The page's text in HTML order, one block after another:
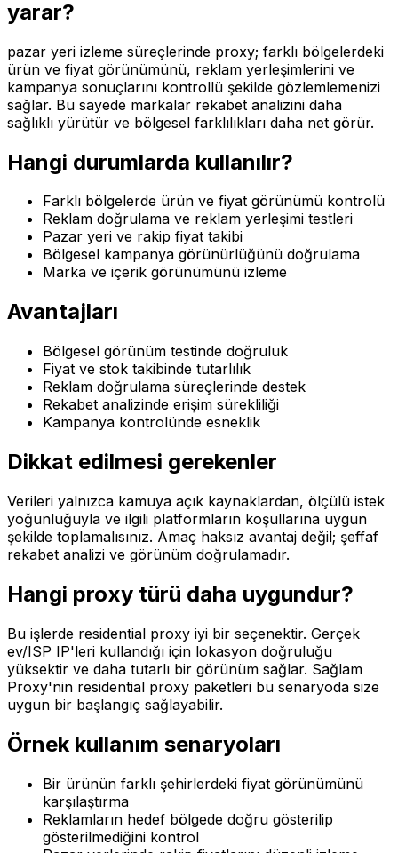
yarar?
pazar yeri izleme süreçlerinde proxy; farklı bölgelerdeki
ürün ve fiyat görünümünü, reklam yerleşimlerini ve
kampanya sonuçlarını kontrollü şekilde gözlemlemenizi
sağlar. Bu sayede markalar rekabet analizini daha
sağlıklı yürütür ve bölgesel farklılıkları daha net görür.
Hangi durumlarda kullanılır?
Farklı bölgelerde ürün ve fiyat görünümü kontrolü
Reklam doğrulama ve reklam yerleşimi testleri
Pazar yeri ve rakip fiyat takibi
Bölgesel kampanya görünürlüğünü doğrulama
Marka ve içerik görünümünü izleme
Avantajları
Bölgesel görünüm testinde doğruluk
Fiyat ve stok takibinde tutarlılık
Reklam doğrulama süreçlerinde destek
Rekabet analizinde erişim sürekliliği
Kampanya kontrolünde esneklik
Dikkat edilmesi gerekenler
Verileri yalnızca kamuya açık kaynaklardan, ölçülü istek
yoğunluğuyla ve ilgili platformların koşullarına uygun
şekilde toplamalısınız. Amaç haksız avantaj değil; şeffaf
rekabet analizi ve görünüm doğrulamadır.
Hangi proxy türü daha uygundur?
Bu işlerde residential proxy iyi bir seçenektir. Gerçek
ev/ISP IP'leri kullandığı için lokasyon doğruluğu
yüksektir ve daha tutarlı bir görünüm sağlar. Sağlam
Proxy'nin residential proxy paketleri bu senaryoda size
uygun bir başlangıç sağlayabilir.
Örnek kullanım senaryoları
Bir ürünün farklı şehirlerdeki fiyat görünümünü
karşılaştırma
Reklamların hedef bölgede doğru gösterilip
gösterilmediğini kontrol